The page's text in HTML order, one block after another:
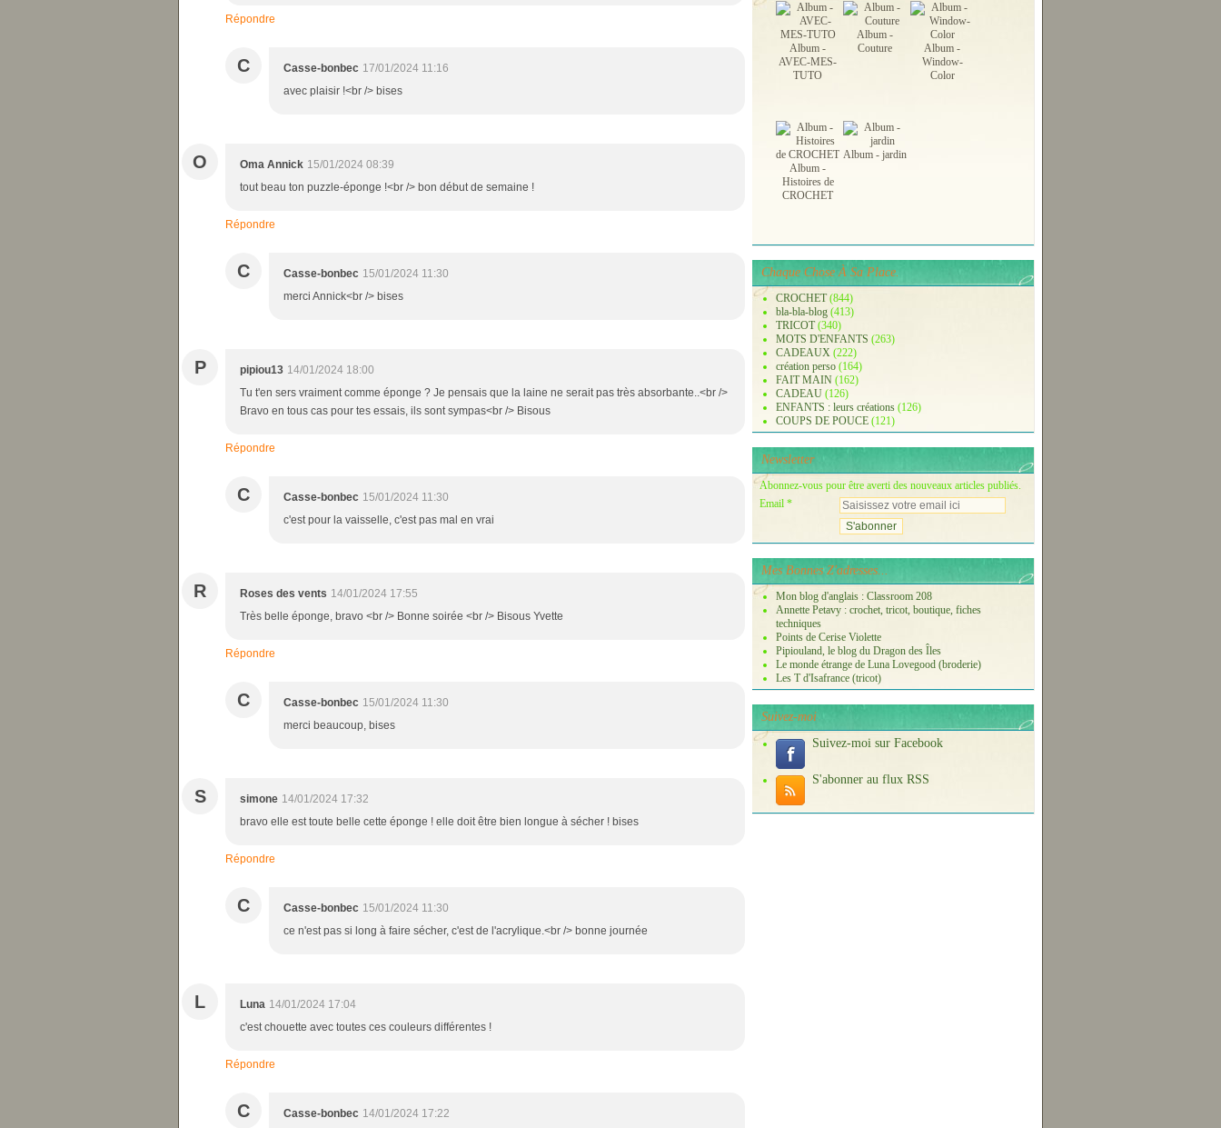
Répondre
C Casse-bonbec 17/01/2024 11:16
avec plaisir !<br /> bises
O Oma Annick 15/01/2024 08:39
tout beau ton puzzle-éponge !<br /> bon début de semaine !
Répondre
C Casse-bonbec 15/01/2024 11:30
merci Annick<br /> bises
P pipiou13 14/01/2024 18:00
Tu t'en sers vraiment comme éponge ? Je pensais que la laine ne serait pas très absorbante..<br />
Bravo en tous cas pour tes essais, ils sont sympas<br /> Bisous
Répondre
C Casse-bonbec 15/01/2024 11:30
c'est pour la vaisselle, c'est pas mal en vrai
R Roses des vents 14/01/2024 17:55
Très belle éponge, bravo <br /> Bonne soirée <br /> Bisous Yvette
Répondre
C Casse-bonbec 15/01/2024 11:30
merci beaucoup, bises
S simone 14/01/2024 17:32
bravo elle est toute belle cette éponge ! elle doit être bien longue à sécher ! bises
Répondre
C Casse-bonbec 15/01/2024 11:30
ce n'est pas si long à faire sécher, c'est de l'acrylique.<br /> bonne journée
L Luna 14/01/2024 17:04
c'est chouette avec toutes ces couleurs différentes !
Répondre
C Casse-bonbec 14/01/2024 17:22
Album -
AVEC-MES-
TUTO
Album -
Couture
Album -
Window-
Color
Album -
Histoires de
CROCHET
Album - jardin
Chaque Chose À Sa Place.
CROCHET(844)
bla-bla-blog (413)
TRICOT(340)
MOTS D'ENFANTS (263)
CADEAUX (222)
création perso (164)
FAIT MAIN (162)
CADEAU (126)
ENFANTS : leurs créations (126)
COUPS DE POUCE (121)
Newsletter
Abonnez-vous pour être averti des nouveaux articles publiés.
Email
Mes Bonnes Z'adresses...
Mon blog d'anglais : Classroom 208
Annette Petavy : crochet, tricot, boutique, fiches
techniques
Points de Cerise Violette
Pipiouland, le blog du Dragon des Îles
Le monde étrange de Luna Lovegood (broderie)
Les T d'Isafrance (tricot)
Suivez-moi
Suivez-moi sur Facebook
S'abonner au flux RSS